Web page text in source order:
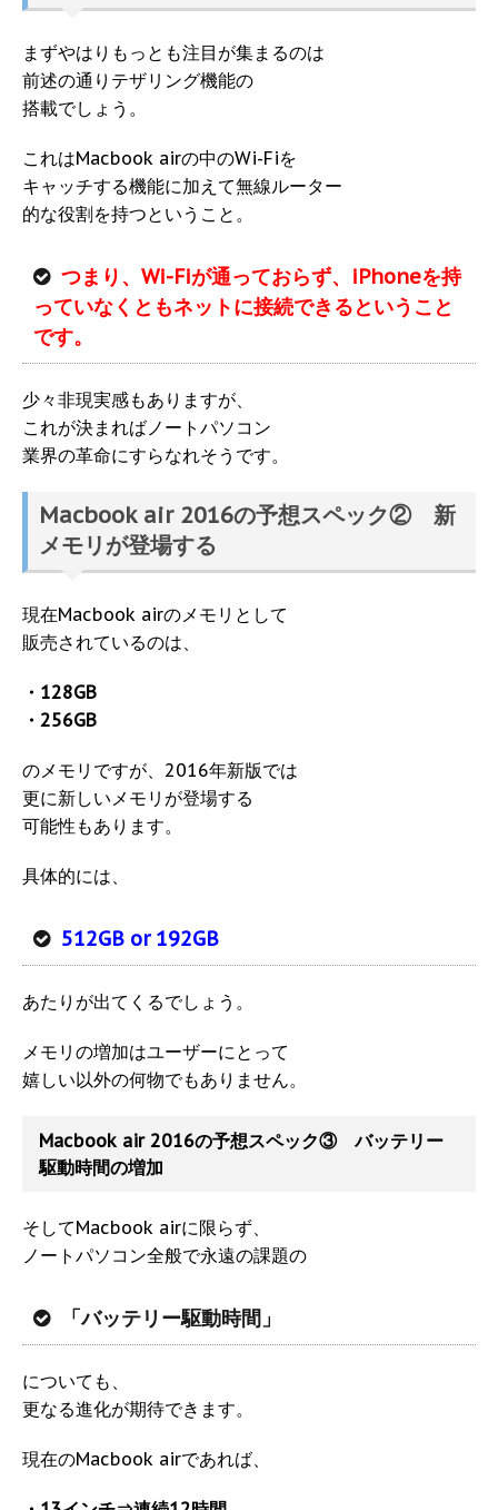
まずやはりもっとも注目が集まるのは
前述の通りテザリング機能の
搭載でしょう。
これはMacbook airの中のWi-Fiを
キャッチする機能に加えて無線ルーター
的な役割を持つということ。
つまり、Wi-Fiが通っておらず、iPhoneを持
っていなくともネットに接続できるということ
です。
少々非現実感もありますが、
これが決まればノートパソコン
業界の革命にすらなれそうです。
Macbook air 2016の予想スペック② 新
メモリが登場する
現在Macbook airのメモリとして
販売されているのは、
・128GB
・256GB
のメモリですが、2016年新版では
更に新しいメモリが登場する
可能性もあります。
具体的には、
512GB or 192GB
あたりが出てくるでしょう。
メモリの増加はユーザーにとって
嬉しい以外の何物でもありません。
Macbook air 2016の予想スペック③ バッテリー
駆動時間の増加
そしてMacbook airに限らず、
ノートパソコン全般で永遠の課題の
「バッテリー駆動時間」
についても、
更なる進化が期待できます。
現在のMacbook airであれば、